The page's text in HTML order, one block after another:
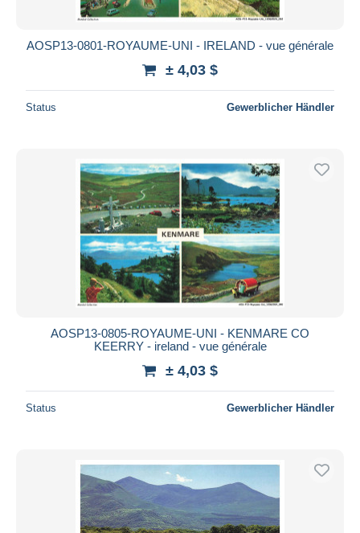
AOSP13-0801-ROYAUME-UNI - IRELAND - vue générale
± 4,03 $
Status Gewerblicher Händler
AOSP13-0805-ROYAUME-UNI - KENMARE CO
KEERRY - ireland - vue générale
± 4,03 $
Status Gewerblicher Händler